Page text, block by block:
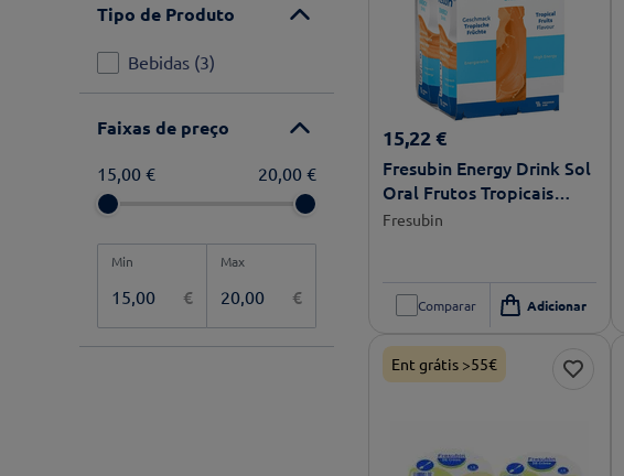
Tipo de Produto
Bebidas (3)
Faixas de preço
€ €
15,00 € 20,00 €
15,22 €
Fresubin Energy Drink Sol
Oral Frutos Tropicais
200ml
Fresubin
Comparar
Ent grátis >55€